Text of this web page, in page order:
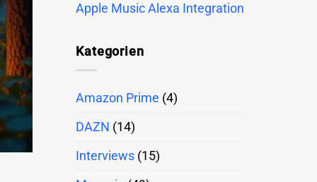
Apple Music Alexa Integration
Kategorien
Amazon Prime (4)
DAZN (14)
Interviews (15)